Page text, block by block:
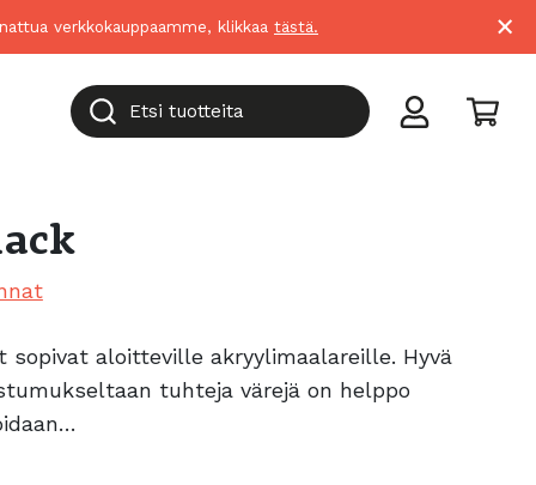
verkkokauppaamme, klikkaa tästä. ×
Etsi tuotteita
sopivat aloitteville akryylimaalareille. Hyvä
tuhteja värejä on helppo